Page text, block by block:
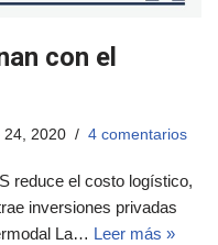
con el
24, 2020 4 comentarios
reduce el costo logístico,
inversiones privadas
La… Leer más »